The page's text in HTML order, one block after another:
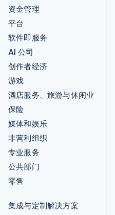
资金管理
平台
软件即服务
AI 公司
创作者经济
游戏
酒店服务、旅游与休闲业
保险
媒体和娱乐
非营利组织
专业服务
公共部门
零售
集成与定制解决方案